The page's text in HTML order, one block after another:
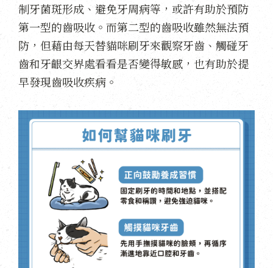
制牙菌斑形成、避免牙周病等，或許有助於預防
第一型的齒吸收。而第二型的齒吸收雖然無法預
防，但藉由每天替貓咪刷牙來觀察牙齒、觸碰牙
齒和牙齦交界處看看是否變得敏感，也有助於提
早發現齒吸收疾病。